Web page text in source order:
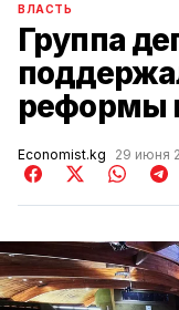
ВЛАСТЬ
Группа
реформы
Economist.kg 29 июня